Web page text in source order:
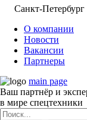
Санкт-Петербург
О компании
Новости
Вакансии
Партнеры
main page
Ваш партнёр и
в мире спецтехники